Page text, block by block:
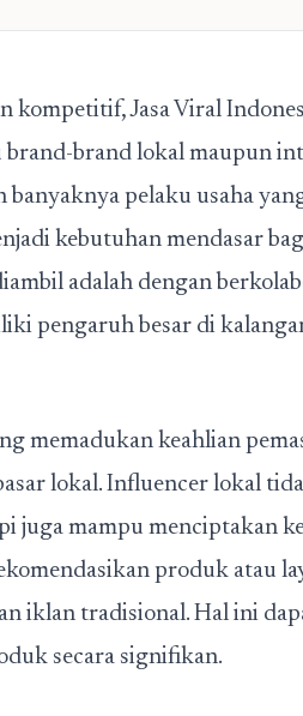
kompetitif, Jasa Viral
brand lokal maupun
pelaku usaha
kebutuhan mendasar
adalah dengan
pengaruh besar di
memadukan keahlian
lokal. Influencer lokal
juga mampu menciptakan
produk atau
iklan tradisional. Hal ini
secara signifikan.